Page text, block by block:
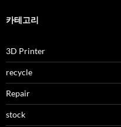
카테고리
3D Printer
recycle
Repair
stock